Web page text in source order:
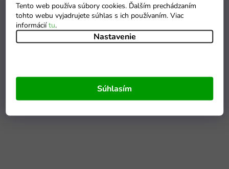
Tento web používa súbory cookies. Ďalším prechádzaním
tohto webu vyjadrujete súhlas s ich používaním. Viac
informáciítu.
Nastavenie
Súhlasím